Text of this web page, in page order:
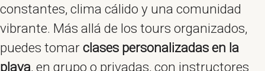
constantes, clima cálido y una comunidad
vibrante. Más allá de los tours organizados,
puedes tomarclases personalizadas en la
playa, en grupo o privadas, con instructores